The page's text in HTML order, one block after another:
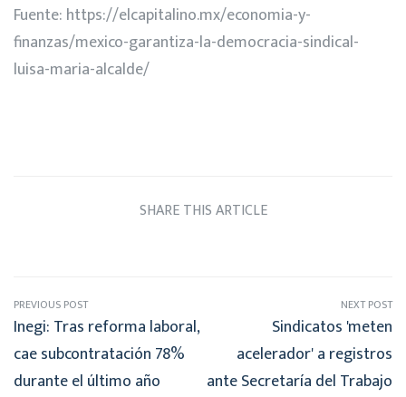
Fuente: https://elcapitalino.mx/economia-y-
finanzas/mexico-garantiza-la-democracia-sindical-
luisa-maria-alcalde/
SHARE THIS ARTICLE
PREVIOUS POST
Inegi: Tras reforma laboral,
cae subcontratación 78%
durante el último año
NEXT POST
Sindicatos 'meten
acelerador' a registros
ante Secretaría del Trabajo